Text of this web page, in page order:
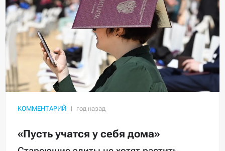
КОММЕНТАРИЙ
«Пусть учатся у себя дома»